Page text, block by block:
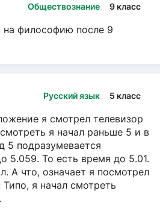
Обществознание 9 класс
философию после 9
Русский язык 5 класс
я смотрел телевизор
я начал раньше 5 и в
5 подразумевается
5.059. То есть время до 5.01.
А что, означает я посмотрел
я начал смотреть